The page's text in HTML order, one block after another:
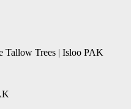
Tallow Trees | Isloo PAK